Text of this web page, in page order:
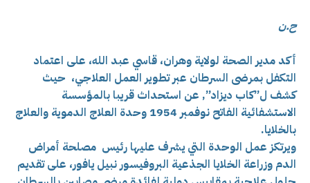
ح.ن
أكد مدير الصحة لولاية وهران، قاسي عبد الله، على اعتماد
التكفل بمرضى السرطان عبر تطوير العمل العلاجي، حيث
كشف ل”كاب ديزاد”, عن استحداث قريبا بالمؤسسة
الاستشفائية الفاتح نوفمبر 1954 وحدة العلاج الدموية والعلاج
بالخلايا.
ويرتكز عمل الوحدة التي يشرف عليها رئيس مصلحة أمراض
الدم وزراعة الخلايا الجذعية البروفيسور نبيل يافور، على تقديم